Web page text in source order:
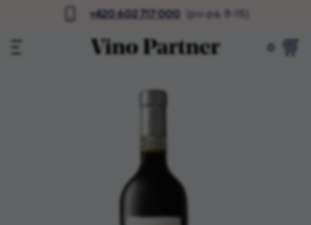
+420 602 717 000 (po-pá, 8-15)
0